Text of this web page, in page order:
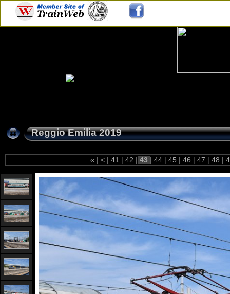
Reggio Emilia 2019
« | < | 41 | 42 | 43 | 44 | 45 | 46 | 47 | 48 |